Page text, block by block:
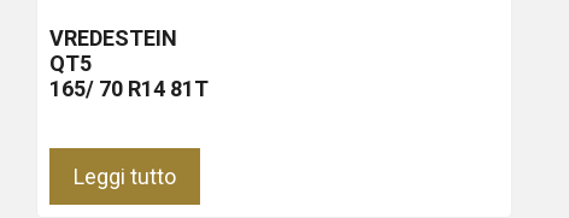
VREDESTEIN
QT5
165/ 70 R14 81T
Leggi tutto